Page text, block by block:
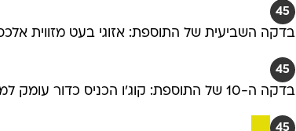
45
בדקה השביעית של התוספת: אזוגי בעט מזווית
45
בדקה ה-10 של התוספת: קוג'ו הכניס כדור עומק למירניאן, שבעט בסיבוב ונבלם לקרן
45